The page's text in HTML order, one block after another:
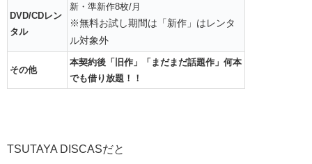
DVD/CDレン
タル
新・準新作8枚/月
※無料お試し期間は「新作」はレンタ
ル対象外
その他
本契約後「旧作」「まだまだ話題作」何本
でも借り放題！！
TSUTAYA DISCASだと